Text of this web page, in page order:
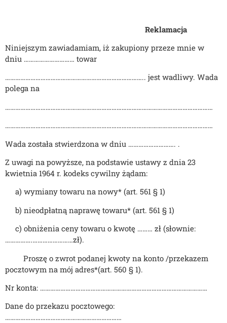
Reklamacja
Niniejszym zawiadamiam, iż zakupiony przeze mnie w
dniu ………………………… towar
……………………………………………………………………….. jest wadliwy. Wada
polega na
……………………………………………………………………………………………………………
……………………………………………………………………………………………………………
Wada została stwierdzona w dniu ………………………. .
Z uwagi na powyższe, na podstawie ustawy z dnia 23
kwietnia 1964 r. kodeks cywilny żądam:
a) wymiany towaru na nowy* (art. 561 § 1)
b) nieodpłatną naprawę towaru* (art. 561 § 1)
c) obniżenia ceny towaru o kwotę ……… zł (słownie:
…………….……………………zł).
Proszę o zwrot podanej kwoty na konto /przekazem
pocztowym na mój adres*(art. 560 § 1).
Nr konta: ………………………………………………………………………………………
Dane do przekazu pocztowego:
……………………………………………………………